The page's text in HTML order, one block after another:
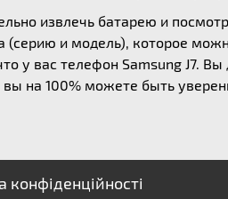
извлечь батарею и
(серию и модель), которое
у вас телефон Samsung J7.
вы на 100% можете быть
конфіденційності